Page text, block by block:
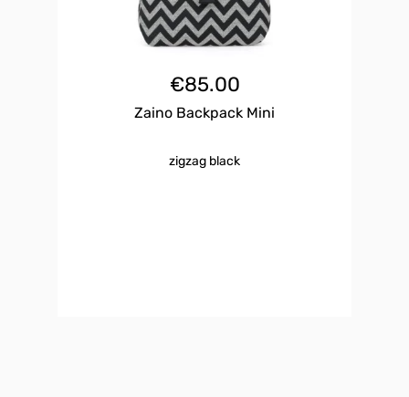
€85.00
Zaino Backpack Mini
zigzag black